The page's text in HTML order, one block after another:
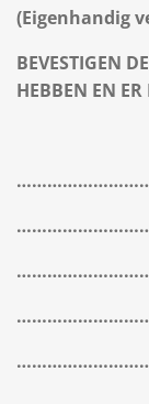
(Eigenhandig
BEVESTIGEN
HEBBEN EN